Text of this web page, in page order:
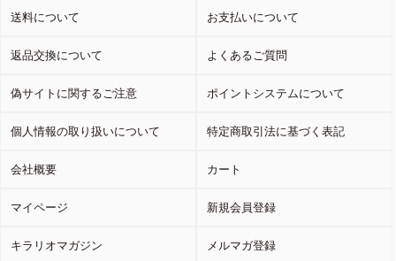
送料について お支払いについて
返品交換について よくあるご質問
偽サイトに関するご注意 ポイントシステムについて
個人情報の取り扱いについて 特定商取引法に基づく表記
会社概要 カート
マイページ 新規会員登録
キラリオマガジン メルマガ登録